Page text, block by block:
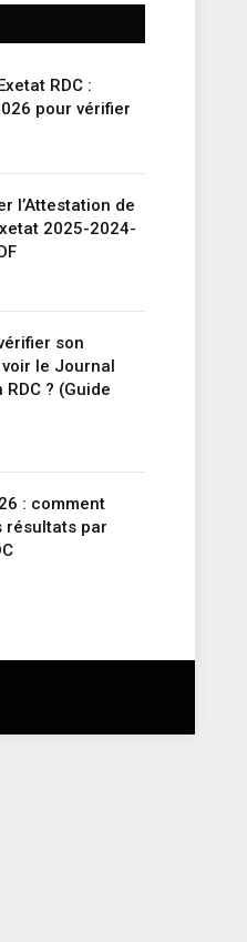
RDC :
pour vérifier
l’Attestation de
2025-2024-
son
le Journal
RDC ? (Guide
: comment
résultats par